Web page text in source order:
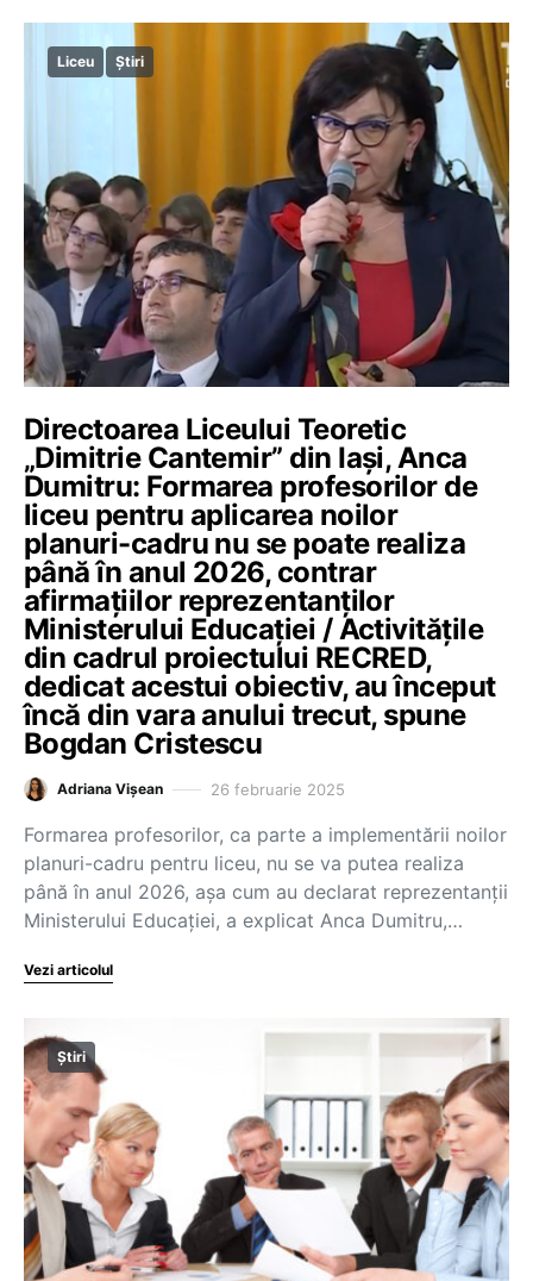
Liceu Știri
Directoarea Liceului Teoretic
„Dimitrie Cantemir” din Iași, Anca
Dumitru: Formarea profesorilor de
liceu pentru aplicarea noilor
planuri-cadru nu se poate realiza
până în anul 2026, contrar
afirmațiilor reprezentanților
Ministerului Educației / Activitățile
din cadrul proiectului RECRED,
dedicat acestui obiectiv, au început
încă din vara anului trecut, spune
Bogdan Cristescu
Adriana Vișean 26 februarie 2025
Formarea profesorilor, ca parte a implementării noilor
planuri-cadru pentru liceu, nu se va putea realiza
până în anul 2026, așa cum au declarat reprezentanții
Ministerului Educației, a explicat Anca Dumitru,…
Vezi articolul
Știri